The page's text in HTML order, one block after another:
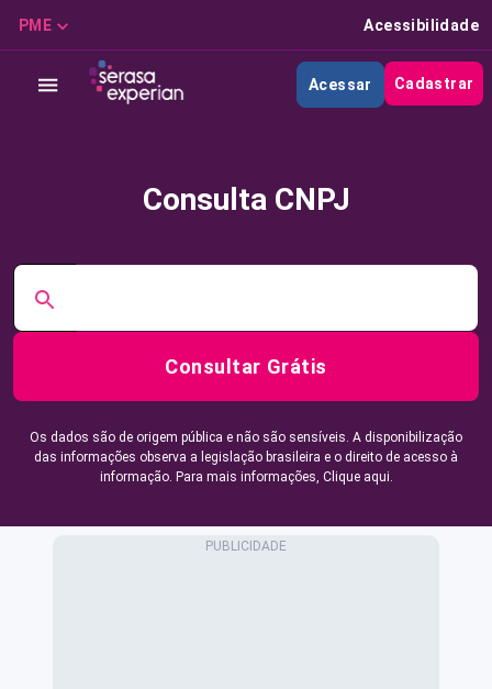
PME Acessibilidade
Acessar Cadastrar
Consulta CNPJ
Consultar Grátis
Os dados são de origem pública e não são sensíveis. A disponibilização
das informações observa a legislação brasileira e o direito de acesso à
informação. Para mais informações, Clique aqui.